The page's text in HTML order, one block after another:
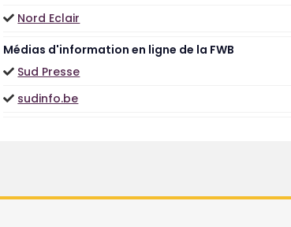
Nord Eclair
Médias d'information en ligne de la FWB
Sud Presse
sudinfo.be